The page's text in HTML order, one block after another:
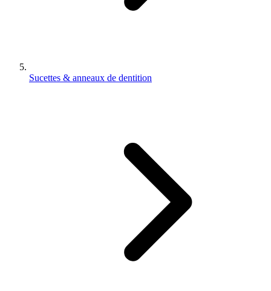
Sucettes & anneaux de dentition